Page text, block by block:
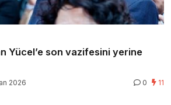
Yücel’e son vazifesini yerine
2026 0 11